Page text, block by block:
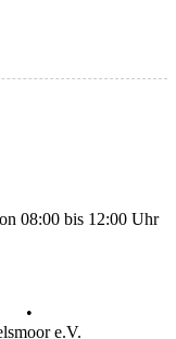
08:00 bis 12:00 Uhr
•
e.V.